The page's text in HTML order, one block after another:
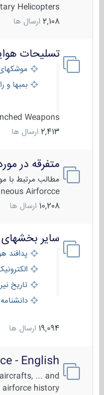
Helicopters
2,108 ارسال ها
تسلیحات
موشکهای
بمبها و
Weapons
2,413 ارسال ها
متفرقه در
مطالب مرتبط با
Airforcce
10,208 ارسال ها
سایر بخشهای
پدافند
تاریخ
دانشنامه
19,094 ارسال ها
- English
aircrafts, ... and
airforce history